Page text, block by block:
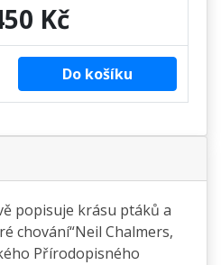
Kč
Do košíku
popisuje krásu ptáků a
chování“Neil Chalmers,
Přírodopisného